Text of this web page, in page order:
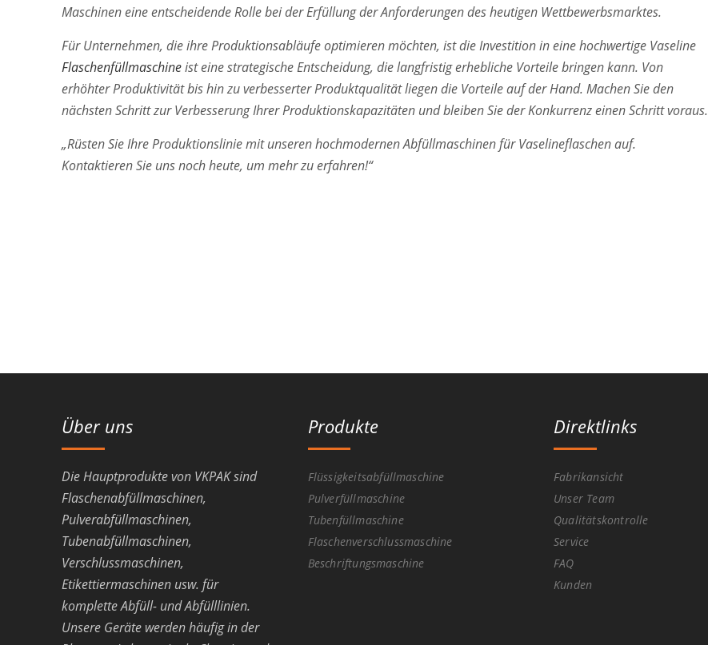
Maschinen eine entscheidende Rolle bei der Erfüllung der Anforderungen des heutigen Wettbewerbsmarktes.
Für Unternehmen, die ihre Produktionsabläufe optimieren möchten, ist die Investition in eine hochwertige Vaseline
Flaschenfüllmaschineist eine strategische Entscheidung, die langfristig erhebliche Vorteile bringen kann. Von
erhöhter Produktivität bis hin zu verbesserter Produktqualität liegen die Vorteile auf der Hand. Machen Sie den
nächsten Schritt zur Verbesserung Ihrer Produktionskapazitäten und bleiben Sie der Konkurrenz einen Schritt voraus.
„Rüsten Sie Ihre Produktionslinie mit unseren hochmodernen Abfüllmaschinen für Vaselineflaschen auf.
Kontaktieren Sie uns noch heute, um mehr zu erfahren!“
Über uns
Die Hauptprodukte von VKPAK sind
Flaschenabfüllmaschinen,
Pulverabfüllmaschinen,
Tubenabfüllmaschinen,
Verschlussmaschinen,
Etikettiermaschinen usw. für
komplette Abfüll- und Abfülllinien.
Unsere Geräte werden häufig in der
Produkte
Flüssigkeitsabfüllmaschine
Pulverfüllmaschine
Tubenfüllmaschine
Flaschenverschlussmaschine
Beschriftungsmaschine
Direktlinks
Fabrikansicht
Unser Team
Qualitätskontrolle
Service
FAQ
Kunden